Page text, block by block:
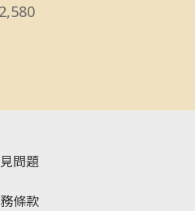
2,580
問題
條款